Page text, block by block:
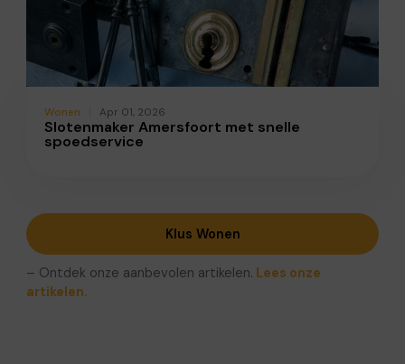
Wonen Apr 01, 2026
Slotenmaker Amersfoort met snelle
spoedservice
Klus Wonen
– Ontdek onze aanbevolen artikelen. Lees onze
artikelen.